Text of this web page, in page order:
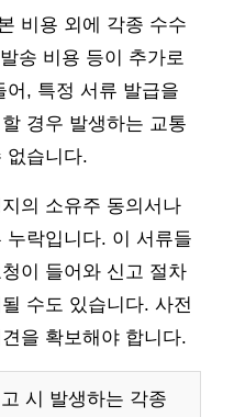
비용 외에 각종 수수
송 비용 등이 추가로
어, 특정 서류 발급을
경우 발생하는 교통
없습니다.
의 소유주 동의서나
누락입니다. 이 서류들
이 들어와 신고 절차
수도 있습니다. 사전
을 확보해야 합니다.
시 발생하는 각종